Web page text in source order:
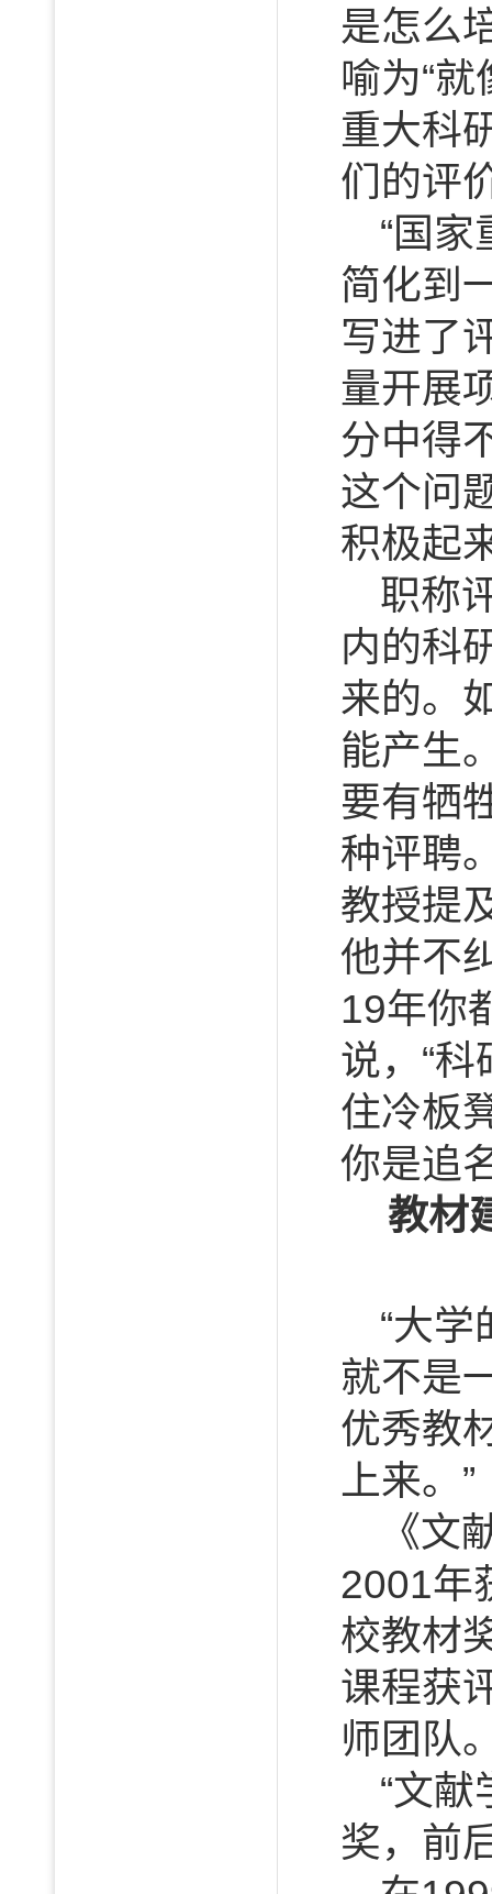
是怎么
喻为“
重大科
们的评
“国
简化到
写进了
量开展
分中得
这个问
积极起
职称
内的科
来的。
能产生
要有牺
种评聘
教授提
他并不
19年你
说，“
住冷板
你是追
教材
“大
就不是
优秀教
上来。”
《文
2001年
校教材
课程获
师团队
“文
奖，前